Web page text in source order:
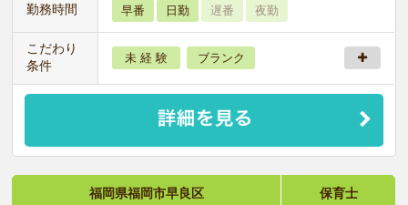
勤務時間 早番 日勤 遅番 夜勤
こだわり
条件
未 経 験 ブランク
福岡県福岡市早良区 保育士